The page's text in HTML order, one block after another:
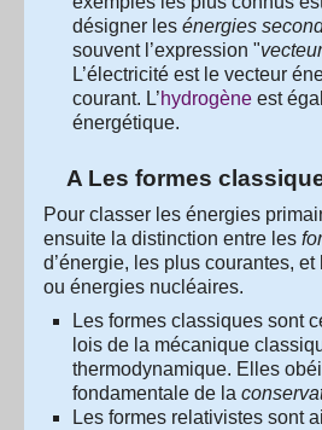
désigner les énergies
souvent l’expression "
L’électricité est le vecteur
courant. L’hydrogène est
énergétique.
A Les formes
Pour classer les énergies
ensuite la distinction entre les
d’énergie, les plus courantes, et
ou énergies nucléaires.
Les formes classiques sont
lois de la mécanique
thermodynamique. Elles
fondamentale de la
Les formes relativistes sont